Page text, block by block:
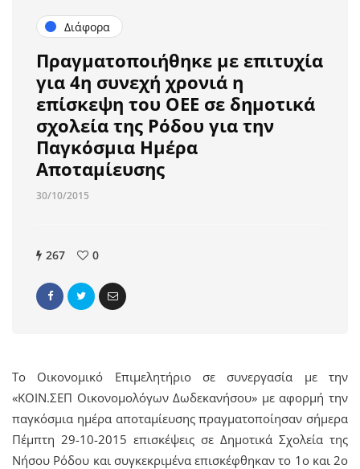
Διάφορα
Πραγματοποιήθηκε με επιτυχία
για 4η συνεχή χρονιά η
επίσκεψη του ΟΕΕ σε δημοτικά
σχολεία της Ρόδου για την
Παγκόσμια Ημέρα
Αποταμίευσης
30/10/2015
267 0
Το Οικονομικό Επιμελητήριο σε συνεργασία με την
«ΚΟΙΝ.ΣΕΠ Οικονομολόγων Δωδεκανήσου» με αφορμή την
παγκόσμια ημέρα αποταμίευσης πραγματοποίησαν σήμερα
Πέμπτη 29-10-2015 επισκέψεις σε Δημοτικά Σχολεία της
Νήσου Ρόδου και συγκεκριμένα επισκέφθηκαν το 1ο και 2ο